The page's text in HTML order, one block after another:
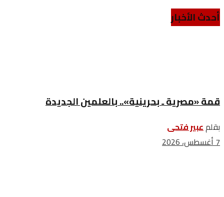
أحدث الأخبار
قمة «مصرية ـ بحرينية».. بالعلمين الجديدة
بقلمعبير فتحى
7 أغسطس، 2026